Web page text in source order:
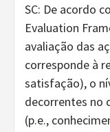
SC: De acordo
Evaluation
avaliação das
corresponde à
satisfação), o
decorrentes no
(p.e.,